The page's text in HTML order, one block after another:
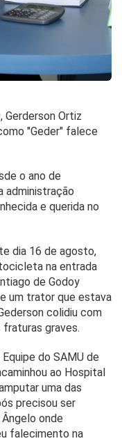
Gerderson Ortiz
"Geder" falece
o ano de
administração
e querida no
dia 16 de agosto,
na entrada
de Godoy
um trator que estava
colidiu com
fraturas graves.
do SAMU de
ao Hospital
uma das
precisou ser
onde
falecimento na